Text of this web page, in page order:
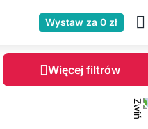
Wystaw za 0 zł
Więcej filtrów